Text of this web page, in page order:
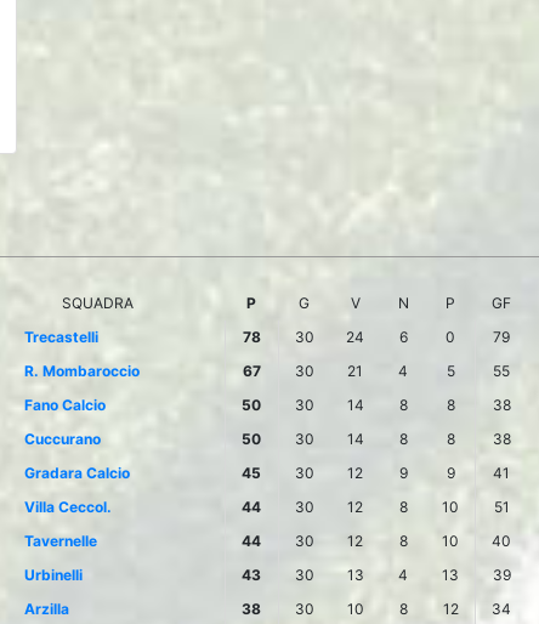
SQUADRA P G V N P GF
Trecastelli 78 30 24 6 0 79
R. Mombaroccio 67 30 21 4 5 55
Fano Calcio 50 30 14 8 8 38
Cuccurano 50 30 14 8 8 38
Gradara Calcio 45 30 12 9 9 41
Villa Ceccol. 44 30 12 8 10 51
Tavernelle 44 30 12 8 10 40
Urbinelli 43 30 13 4 13 39
Arzilla 38 30 10 8 12 34